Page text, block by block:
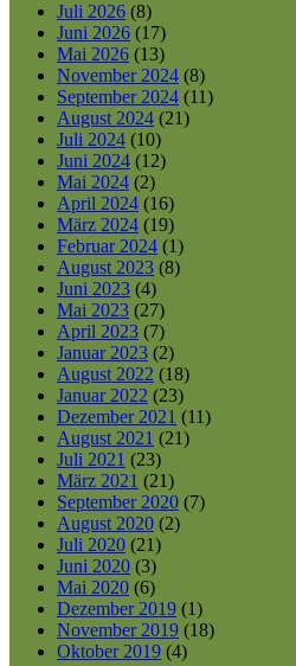
Juli 2026 (8)
Juni 2026 (17)
Mai 2026 (13)
November 2024 (8)
September 2024 (11)
August 2024 (21)
Juli 2024 (10)
Juni 2024 (12)
Mai 2024 (2)
April 2024 (16)
März 2024 (19)
Februar 2024 (1)
August 2023 (8)
Juni 2023 (4)
Mai 2023 (27)
April 2023 (7)
Januar 2023 (2)
August 2022 (18)
Januar 2022 (23)
Dezember 2021 (11)
August 2021 (21)
Juli 2021 (23)
März 2021 (21)
September 2020 (7)
August 2020 (2)
Juli 2020 (21)
Juni 2020 (3)
Mai 2020 (6)
Dezember 2019 (1)
November 2019 (18)
Oktober 2019 (4)